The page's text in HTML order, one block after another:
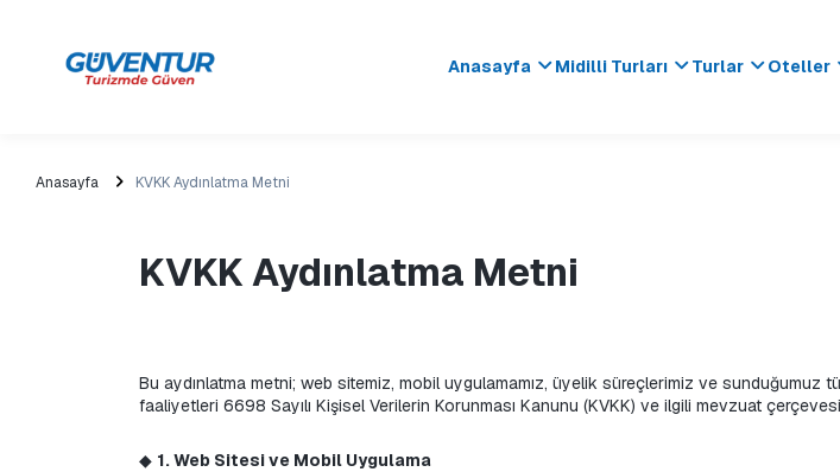
Anasayfa Midilli Turları Turlar Oteller
Anasayfa KVKK Aydınlatma Metni
KVKK Aydınlatma Metni
Bu aydınlatma metni; web sitemiz, mobil uygulamamız, üyelik süreçlerimiz ve sunduğumuz
faaliyetleri 6698 Sayılı Kişisel Verilerin Korunması Kanunu (KVKK) ve ilgili mevzuat
◆ 1. Web Sitesi ve Mobil Uygulama